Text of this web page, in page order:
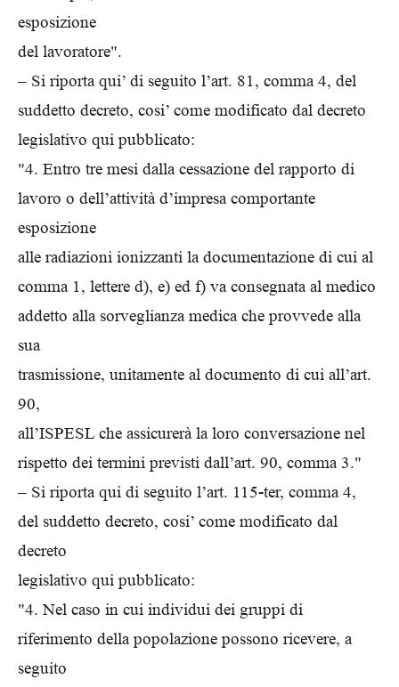
esposizione
del lavoratore".
– Si riporta qui’ di seguito l’art. 81, comma 4, del
suddetto decreto, cosi’ come modificato dal decreto
legislativo qui pubblicato:
"4. Entro tre mesi dalla cessazione del rapporto di
lavoro o dell’attività d’impresa comportante
esposizione
alle radiazioni ionizzanti la documentazione di cui al
comma 1, lettere d), e) ed f) va consegnata al medico
addetto alla sorveglianza medica che provvede alla
sua
trasmissione, unitamente al documento di cui all’art.
90,
all’ISPESL che assicurerà la loro conversazione nel
rispetto dei termini previsti dall’art. 90, comma 3."
– Si riporta qui di seguito l’art. 115-ter, comma 4,
del suddetto decreto, cosi’ come modificato dal
decreto
legislativo qui pubblicato:
"4. Nel caso in cui individui dei gruppi di
riferimento della popolazione possono ricevere, a
seguito